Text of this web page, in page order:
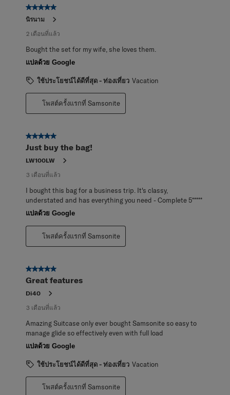
5 จาก 5 ดาว
นิรนาม
2 เดือนที่แล้ว
Bought the set for my wife, she loves them.
แปลด้วย Google
ใช้ประโยชน์ได้ดีที่สุด - ท่องเที่ยว Vacation
โพสต์ครั้งแรกที่ Samsonite
5 จาก 5 ดาว
Just buy the bag!
LW100LW
3 เดือนที่แล้ว
I bought this bag for a business trip. It's classy,
understated and has everything you need - Complete 5*****
แปลด้วย Google
โพสต์ครั้งแรกที่ Samsonite
5 จาก 5 ดาว
Great features
Di40
3 เดือนที่แล้ว
Amazing Suitcase only ever bought Samsonite so easy to
manage glide so effectively even with full load
แปลด้วย Google
ใช้ประโยชน์ได้ดีที่สุด - ท่องเที่ยว Vacation
โพสต์ครั้งแรกที่ Samsonite